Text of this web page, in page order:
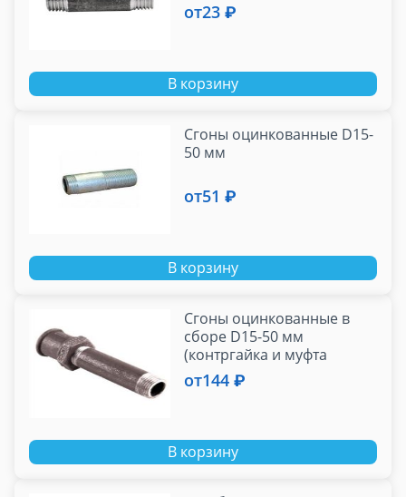
от23 ₽
В корзину
Сгоны оцинкованные D15-
50 мм
от51 ₽
В корзину
Сгоны оцинкованные в
сборе D15-50 мм
(контргайка и муфта
чугунная оцинкованная)
от144 ₽
В корзину